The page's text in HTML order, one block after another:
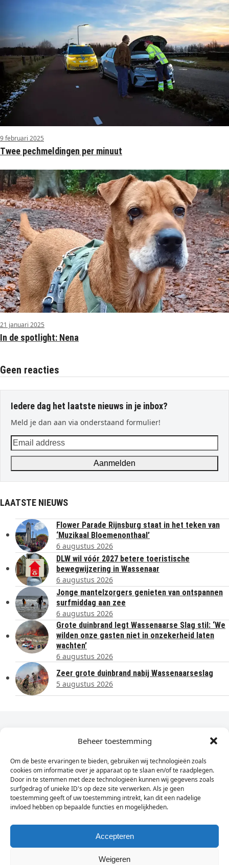
Beheer toestemming
Om de beste ervaringen te bieden, gebruiken wij technologieën zoals
cookies om informatie over je apparaat op te slaan en/of te raadplegen.
Door in te stemmen met deze technologieën kunnen wij gegevens zoals
surfgedrag of unieke ID's op deze site verwerken. Als je geen
toestemming geeft of uw toestemming intrekt, kan dit een nadelige
invloed hebben op bepaalde functies en mogelijkheden.
Accepteren
Weigeren
9 februari 2025
Twee pechmeldingen per minuut
21 januari 2025
In de spotlight: Nena
Geen reacties
Iedere dag het laatste nieuws in je inbox?
Meld je dan aan via onderstaand formulier!
Email
address
Aanmelden
LAATSTE NIEUWS
Flower Parade Rijnsburg staat in het teken van
‘Muzikaal Bloemenonthaal’
6 augustus 2026
DLW wil vóór 2027 betere toeristische
bewegwijzering in Wassenaar
6 augustus 2026
Jonge mantelzorgers genieten van ontspannen
surfmiddag aan zee
6 augustus 2026
Grote duinbrand legt Wassenaarse Slag stil: ‘We
wilden onze gasten niet in onzekerheid laten
wachten’
6 augustus 2026
Zeer grote duinbrand nabij Wassenaarseslag
5 augustus 2026
Dagelijks het laatste nieuws in je e-mail?
Vul
hier
je
e-
mailadres
in
Sign Up